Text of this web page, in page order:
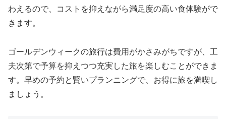
わえるので、コストを抑えながら満足度の高い食体験がで
きます。
ゴールデンウィークの旅行は費用がかさみがちですが、工
夫次第で予算を抑えつつ充実した旅を楽しむことができま
す。早めの予約と賢いプランニングで、お得に旅を満喫し
ましょう。